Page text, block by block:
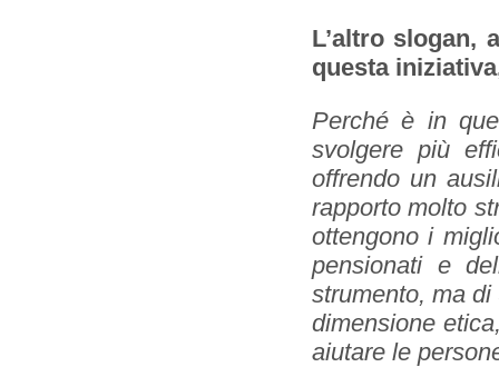
L’altro slogan,
questa
Perché è in
svolgere più
offrendo un
rapporto molto
ottengono i
pensionati e
strumento, ma
dimensione
aiutare le